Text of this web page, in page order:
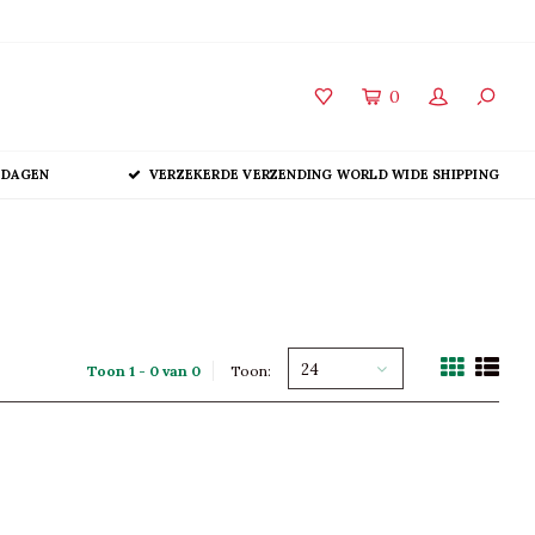
0
VERZEKERDE VERZENDING WORLD WIDE SHIPPING
Toon 1 - 0 van 0 Toon: 24